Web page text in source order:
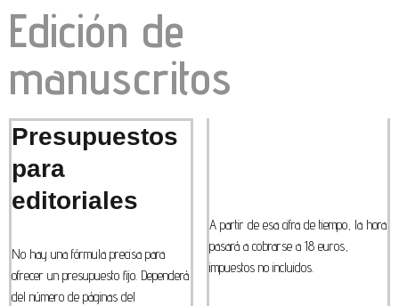
Edición de
manuscritos
Presupuestos
para
editoriales
No hay una fórmula precisa para
ofrecer un presupuesto fijo. Dependerá
del número de páginas del
A partir de esa cifra de tiempo, la hora
pasará a cobrarse a 18 euros,
impuestos no incluidos.